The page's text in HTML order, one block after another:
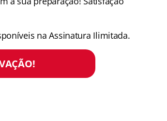
na Assinatura Ilimitada.